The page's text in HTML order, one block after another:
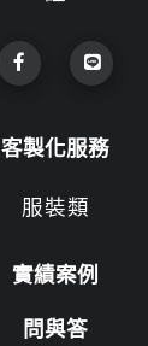
客製化服務
服裝類
實績案例
問與答